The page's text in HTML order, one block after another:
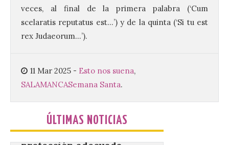
veces, al final de la primera palabra (‘Cum
scelaratis reputatus est…’) y de la quinta (‘Si tu est
rex Judaeorum…’).
11 Mar 2025 - Esto nos suena,
SALAMANCASemana Santa.
ÚLTIMAS NOTICIAS
Se celebrará el próximo
domingo 16 de agosto, a
partir de las 23:00 horas,
en la Plaza Mayor de la
oficial del Festival One […]
“Mirar un eclipse sin
protección adecuada
puede causar daños